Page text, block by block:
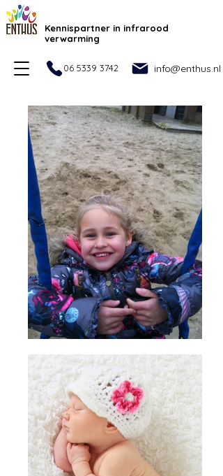
Kennispartner in infrarood
verwarming
06 5339 3742 info@enthus.nl